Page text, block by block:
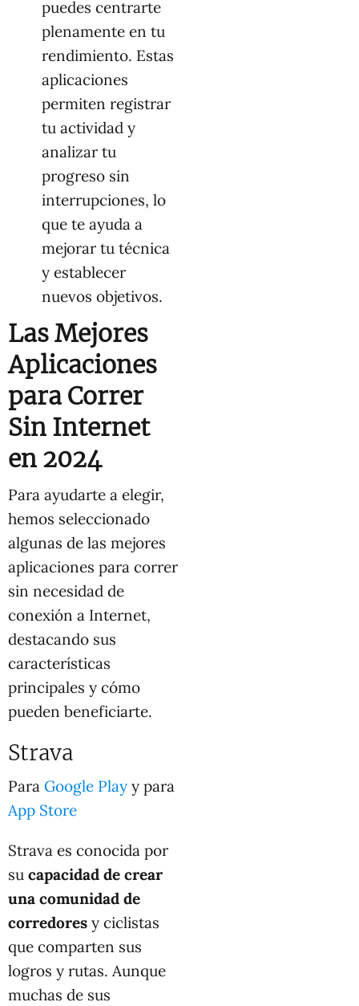
puedes centrarte
plenamente en tu
rendimiento. Estas
aplicaciones
permiten registrar
tu actividad y
analizar tu
progreso sin
interrupciones, lo
que te ayuda a
mejorar tu técnica
y establecer
nuevos objetivos.
Las Mejores
Aplicaciones
para Correr
Sin Internet
en 2024
Para ayudarte a elegir,
hemos seleccionado
algunas de las mejores
aplicaciones para correr
sin necesidad de
conexión a Internet,
destacando sus
características
principales y cómo
pueden beneficiarte.
Strava
Para Google Play y para
App Store
Strava es conocida por
su capacidad de crear
una comunidad de
corredores y ciclistas
que comparten sus
logros y rutas. Aunque
muchas de sus